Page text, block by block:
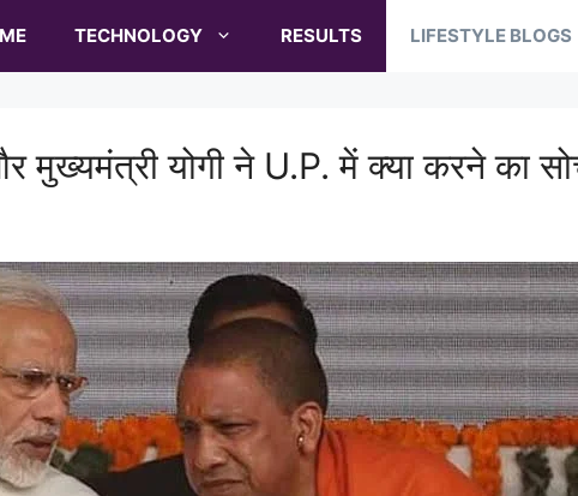
TECHNOLOGY RESULTS LIFESTYLE BLOGS
मुख्यमंत्री योगी ने U.P. में क्या करने का